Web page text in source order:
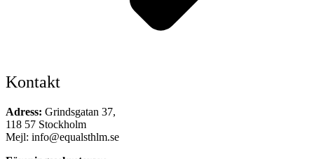
Kontakt
Adress: Grindsgatan 37,
118 57 Stockholm
Mejl: info@equalsthlm.se